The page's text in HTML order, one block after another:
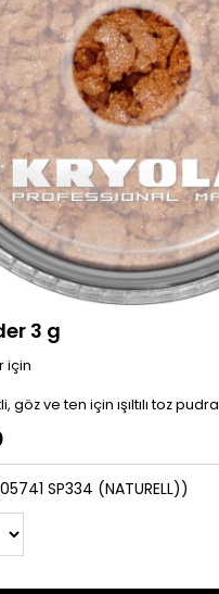
3 g
için
göz ve ten için ışıltılı toz pudra
SP334 (NATURELL))